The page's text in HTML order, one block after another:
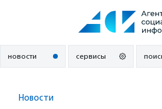
новости сервисы
Новости